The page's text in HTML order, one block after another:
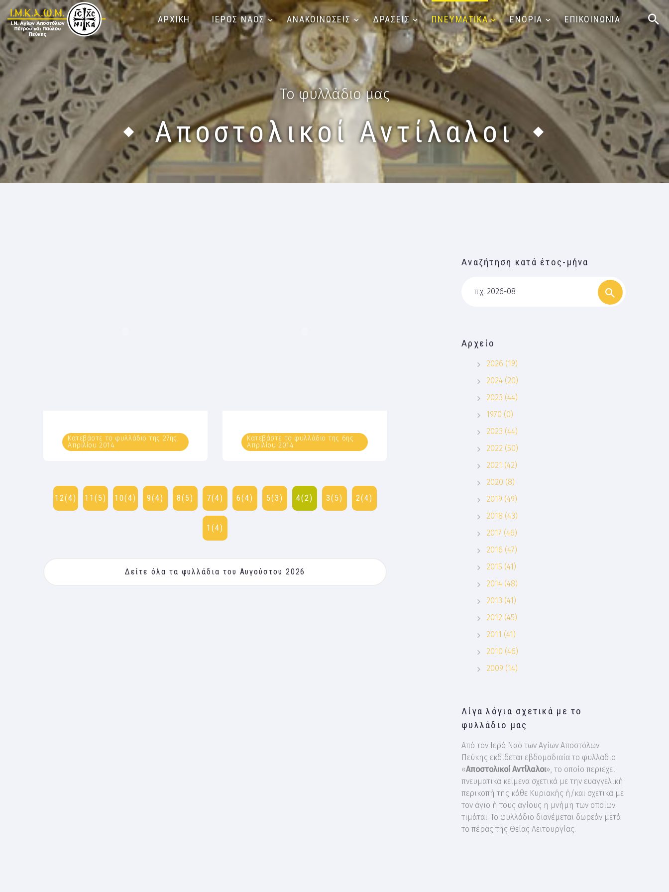
ΑΡΧΙΚΗ ΙΕΡΟΣ ΝΑΟΣ ΑΝΑΚΟΙΝΩΣΕΙΣ ΔΡΑΣΕΙΣ ΠΝΕΥΜΑΤΙΚΑ ΕΝΟΡΙΑ ΕΠΙΚΟΙΝΩΝΙΑ
Το φυλλάδιο μας
Αποστολικοί Αντίλαλοι
Κατεβάστε το φυλλάδιο της 27ης
Απριλίου 2014
Κατεβάστε το φυλλάδιο της 6ης
Απριλίου 2014
12(4) 11(5) 10(4) 9(4) 8(5) 7(4) 6(4) 5(3) 4(2) 3(5) 2(4)
1(4)
Δείτε όλα τα φυλλάδια του Αυγούστου 2026
Αναζήτηση κατά έτος-μήνα
π.χ. 2026-08
Αρχείο
2026 (19)
2024 (20)
2023 (44)
1970 (0)
2023 (44)
2022 (50)
2021 (42)
2020 (8)
2019 (49)
2018 (43)
2017 (46)
2016 (47)
2015 (41)
2014 (48)
2013 (41)
2012 (45)
2011 (41)
2010 (46)
2009 (14)
Λίγα λόγια σχετικά με το
φυλλάδιο μας
Από τον Ιερό Ναό των Αγίων Αποστόλων
Πεύκης εκδίδεται εβδομαδιαία το φυλλάδιο
«Αποστολικοί Αντίλαλοι», το οποίο περιέχει
πνευματικά κείμενα σχετικά με την ευαγγελική
περικοπή της κάθε Κυριακής ή/και σχετικά με
τον άγιο ή τους αγίους η μνήμη των οποίων
τιμάται. Το φυλλάδιο διανέμεται δωρεάν μετά
το πέρας της Θείας Λειτουργίας.